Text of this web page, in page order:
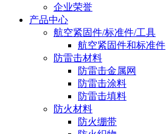
企业荣誉
产品中心
航空紧固件/标准件/工具
航空紧固件和标准件
防雷击材料
防雷击金属网
防雷击涂料
防雷击填料
防火材料
防火绷带